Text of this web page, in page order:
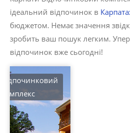
ідеальний відпочинок в
бюджетом. Немає значення
зробить ваш пошук легким.
відпочинок вже сьогодні!
Відпочинковий
комплекс